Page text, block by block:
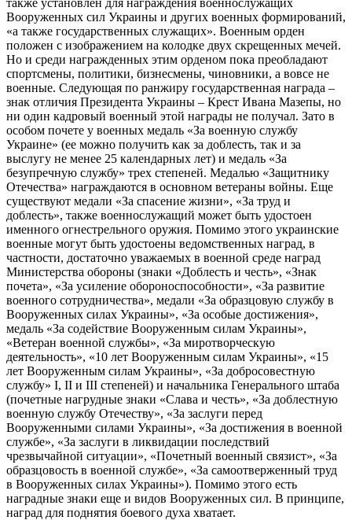
Вооруженных сил Украины и других военных формирований,
«а также государственных служащих». Военным орден
положен с изображением на колодке двух скрещенных мечей.
Но и среди награжденных этим орденом пока преобладают
спортсмены, политики, бизнесмены, чиновники, а вовсе не
военные. Следующая по ранжиру государственная награда –
знак отличия Президента Украины – Крест Ивана Мазепы, но
ни один кадровый военный этой награды не получал. Зато в
особом почете у военных медаль «За военную службу
Украине» (ее можно получить как за доблесть, так и за
выслугу не менее 25 календарных лет) и медаль «За
безупречную службу» трех степеней. Медалью «Защитнику
Отечества» награждаются в основном ветераны войны. Еще
существуют медали «За спасение жизни», «За труд и
доблесть», также военнослужащий может быть удостоен
именного огнестрельного оружия. Помимо этого украинские
военные могут быть удостоены ведомственных наград, в
частности, достаточно уважаемых в военной среде наград
Министерства обороны (знаки «Доблесть и честь», «Знак
почета», «За усиление обороноспособности», «За развитие
военного сотрудничества», медали «За образцовую службу в
Вооруженных силах Украины», «За особые достижения»,
медаль «За содействие Вооруженным силам Украины»,
«Ветеран военной службы», «За миротворческую
деятельность», «10 лет Вооруженным силам Украины», «15
лет Вооруженным силам Украины», «За добросовестную
службу» I, II и III степеней) и начальника Генерального штаба
(почетные нагрудные знаки «Слава и честь», «За доблестную
военную службу Отечеству», «За заслуги перед
Вооруженными силами Украины», «За достижения в военной
службе», «За заслуги в ликвидации последствий
чрезвычайной ситуации», «Почетный военный связист», «За
образцовость в военной службе», «За самоотверженный труд
в Вооруженных силах Украины»). Помимо этого есть
наградные знаки еще и видов Вооруженных сил. В принципе,
наград для поднятия боевого духа хватает.